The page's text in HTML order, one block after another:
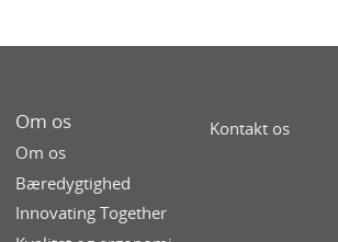
Om os
Om os
Bæredygtighed
Innovating Together
Kontakt os